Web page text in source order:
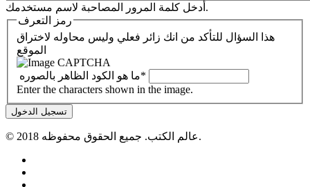
أدخل كلمة المرور المصاحبة لاسم مستخدمك.
رمز التعرف
هذا السؤال للتأكد من انك زائر فعلي وليس محاوله لاختراق
الموقع
‏ما هو الكود الظاهر بالصوره ‏*
Enter the characters shown in the image.
© 2018 عالم الكتب. جميع الحقوق محفوظه.